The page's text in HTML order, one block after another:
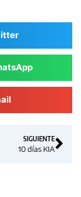
SIGUIENTE
10 días KIA